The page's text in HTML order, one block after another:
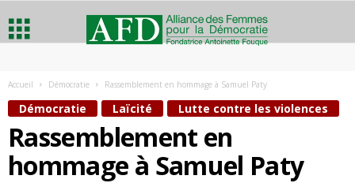
Accueil Démocratie Rassemblement en hommage à Samuel Paty
Démocratie Laïcité Lutte contre les violences
Rassemblement en
hommage à Samuel Paty